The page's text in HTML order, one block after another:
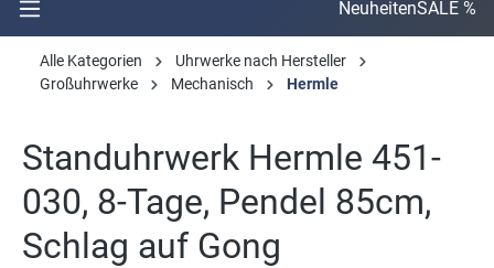
NeuheitenSALE %
Alle Kategorien
Uhrwerke nach Hersteller
Großuhrwerke
Mechanisch Hermle
Standuhrwerk Hermle 451-
030, 8-Tage, Pendel 85cm,
Schlag auf Gong